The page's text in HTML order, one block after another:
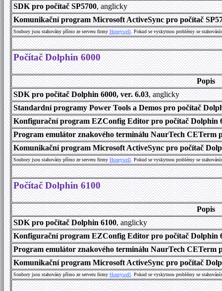
SDK pro počítač SP5700, anglicky
Komunikační program Microsoft ActiveSync pro počítač
Soubory jsou stahovány přímo ze serveru firmyHoneywell. Pokud se vyskytnou problémy se
Počítač Dolphin 6000
Popis
SDK pro počítač Dolphin 6000, ver. 6.03, anglicky
Standardní programy Power Tools a Demos pro počítač
Konfigurační program EZConfig Editor pro počítač Dolphin
Program emulátor znakového terminálu NaurTech CETerm
Komunikační program Microsoft ActiveSync pro počítač
Soubory jsou stahovány přímo ze serveru firmyHoneywell. Pokud se vyskytnou problémy se
Počítač Dolphin 6100
Popis
SDK pro počítač Dolphin 6100, anglicky
Konfigurační program EZConfig Editor pro počítač Dolphin
Program emulátor znakového terminálu NaurTech CETerm
Komunikační program Microsoft ActiveSync pro počítač
Soubory jsou stahovány přímo ze serveru firmyHoneywell. Pokud se vyskytnou problémy se